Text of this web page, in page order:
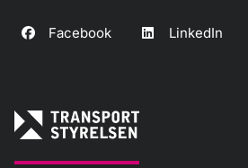
Facebook LinkedIn